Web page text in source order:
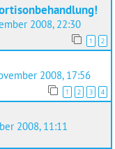
2008, 22:30
1 2
2008, 17:56
1 2 3 4
2008, 11:11